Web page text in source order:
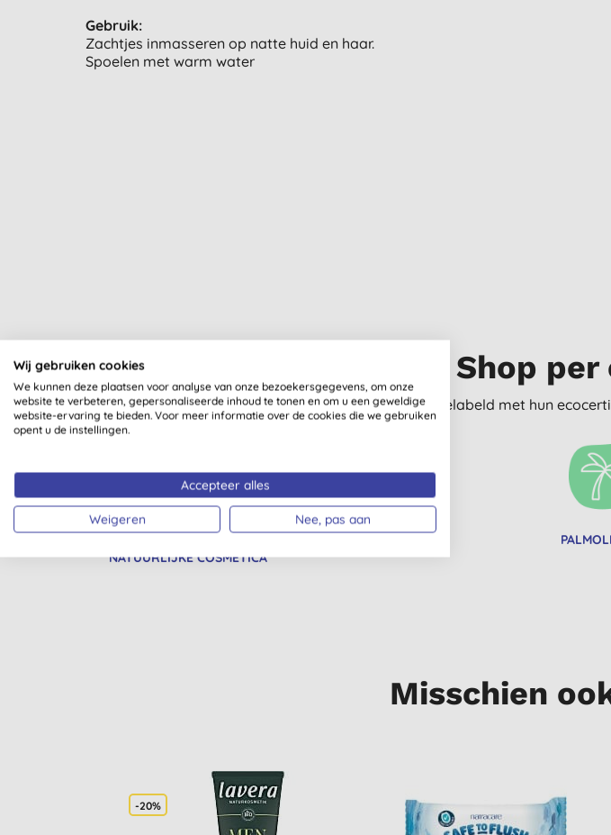
Gebruik:
Zachtjes inmasseren op natte huid en haar.
Spoelen met warm water
Shop
Al onze producten zijn duidelijk gelabeld met hun
NATUURLIJKE COSMETICA
Misschien
-20%
Wij gebruiken cookies
We kunnen deze plaatsen voor analyse van onze bezoekersgegevens, om onze
website te verbeteren, gepersonaliseerde inhoud te tonen en om u een geweldige
website-ervaring te bieden. Voor meer informatie over de cookies die we gebruiken
opent u de instellingen.
Accepteer alles
Weigeren Nee, pas aan